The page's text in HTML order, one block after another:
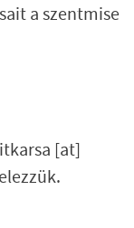
a szentmise
[at]